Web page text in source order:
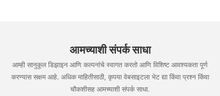
आमच्याशी संपर्क साधा
आम्ही सानुकूल डिझाइन आणि कल्पनांचे स्वागत करतो आणि विशिष्ट आवश्यकता पूर्ण
करण्यास सक्षम आहे. अधिक माहितीसाठी, कृपया वेबसाइटला भेट द्या किंवा प्रश्न किंवा
चौकशीसह आमच्याशी संपर्क साधा.